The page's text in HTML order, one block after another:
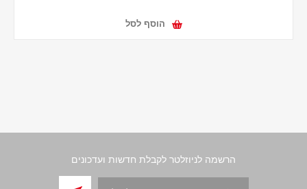
הוסף לסל
הרשמה לניוזלטר לקבלת חדשות ועדכונים